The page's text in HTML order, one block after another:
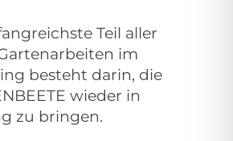
Teil aller
im
besteht darin, die
wieder in
zu bringen.